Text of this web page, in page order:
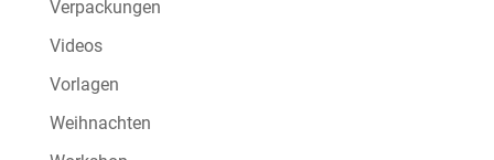
Verpackungen
Videos
Vorlagen
Weihnachten